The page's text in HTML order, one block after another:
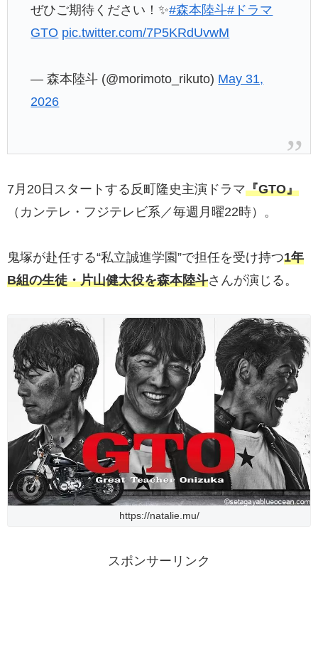
ぜひご期待ください！✨#森本陸斗#ドラマ
GTO pic.twitter.com/7P5KRdUvwM
— 森本陸斗 (@morimoto_rikuto) May 31,
2026
7月20日スタートする反町隆史主演ドラマ『GTO』
（カンテレ・フジテレビ系／毎週月曜22時）。
鬼塚が赴任する“私立誠進学園”で担任を受け持つ1年
B組の生徒・片山健太役を森本陸斗さんが演じる。
https://natalie.mu/
スポンサーリンク